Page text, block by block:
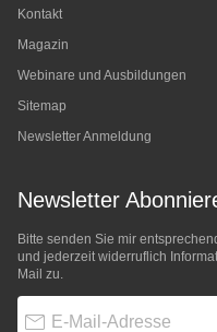
Kontakt
Magazin
Webinare und Ausbildungen
Sitemap
Newsletter Anmeldung
Newsletter
Bitte senden Sie mir
und jederzeit widerruflich
Mail zu.